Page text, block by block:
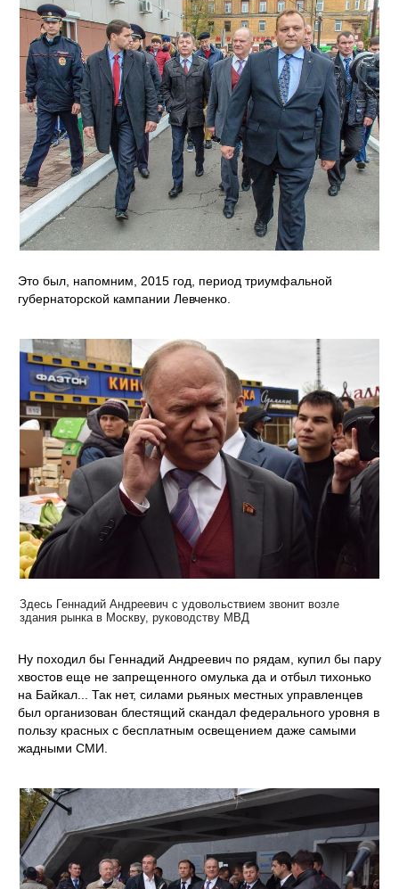
Это был, напомним, 2015 год, период триумфальной
губернаторской кампании Левченко.
Здесь Геннадий Андреевич с удовольствием звонит возле
здания рынка в Москву, руководству МВД
Ну походил бы Геннадий Андреевич по рядам, купил бы пару
хвостов еще не запрещенного омулька да и отбыл тихонько
на Байкал... Так нет, силами рьяных местных управленцев
был организован блестящий скандал федерального уровня в
пользу красных с бесплатным освещением даже самыми
жадными СМИ.